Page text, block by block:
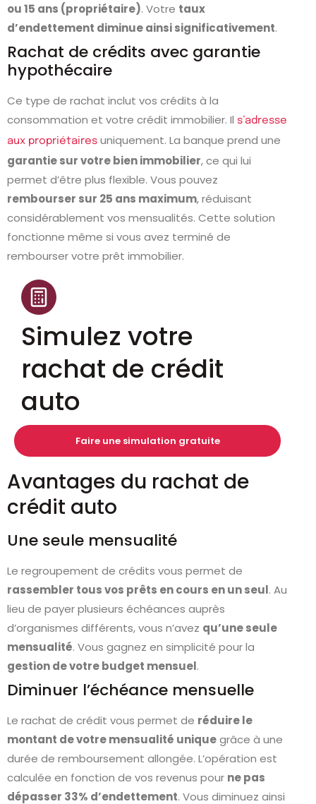
ou 15 ans (propriétaire). Votre taux
d’endettement diminue ainsi significativement.
Rachat de crédits avec garantie
hypothécaire
Ce type de rachat inclut vos crédits à la
consommation et votre crédit immobilier. Il s’adresse
aux propriétaires uniquement. La banque prend une
garantie sur votre bien immobilier, ce qui lui
permet d’être plus flexible. Vous pouvez
rembourser sur 25 ans maximum, réduisant
considérablement vos mensualités. Cette solution
fonctionne même si vous avez terminé de
rembourser votre prêt immobilier.
Simulez votre
rachat de crédit
auto
Faire une simulation gratuite
Avantages du rachat de
crédit auto
Une seule mensualité
Le regroupement de crédits vous permet de
rassembler tous vos prêts en cours en un seul. Au
lieu de payer plusieurs échéances auprès
d’organismes différents, vous n’avez qu’une seule
mensualité. Vous gagnez en simplicité pour la
gestion de votre budget mensuel.
Diminuer l’échéance mensuelle
Le rachat de crédit vous permet de réduire le
montant de votre mensualité uniquegrâce à une
durée de remboursement allongée. L’opération est
calculée en fonction de vos revenus pour ne pas
dépasser 33% d’endettement. Vous diminuez ainsi